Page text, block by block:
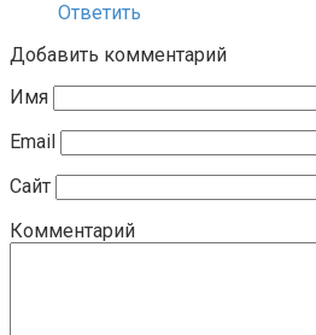
Ответить
Добавить комментарий
Имя
Email
Сайт
Комментарий